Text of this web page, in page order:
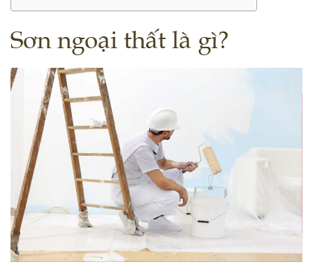
Sơn ngoại thất là gì?